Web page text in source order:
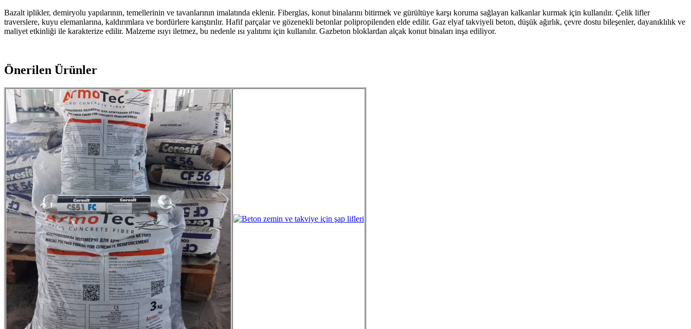
Bazalt iplikler, demiryolu yapılarının, temellerinin ve tavanlarının imalatında eklenir. Fiberglas, konut binalarını bitirmek ve gürültüye karşı koruma sağlayan kalkanlar kurmak için kullanılır. Çelik lifler
traverslere, kuyu elemanlarına, kaldırımlara ve bordürlere karıştırılır. Hafif parçalar ve gözenekli betonlar polipropilenden elde edilir. Gaz elyaf takviyeli beton, düşük ağırlık, çevre dostu bileşenler, dayanıklılık ve
maliyet etkinliği ile karakterize edilir. Malzeme ısıyı iletmez, bu nedenle ısı yalıtımı için kullanılır. Gazbeton bloklardan alçak konut binaları inşa ediliyor.
Önerilen Ürünler